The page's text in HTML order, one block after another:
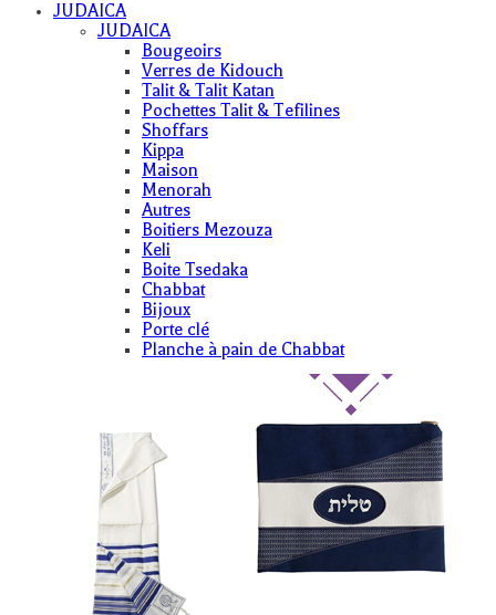
JUDAICA
JUDAICA
Bougeoirs
Verres de Kidouch
Talit & Talit Katan
Pochettes Talit & Tefilines
Shoffars
Kippa
Maison
Menorah
Autres
Boitiers Mezouza
Keli
Boite Tsedaka
Chabbat
Bijoux
Porte clé
Planche à pain de Chabbat